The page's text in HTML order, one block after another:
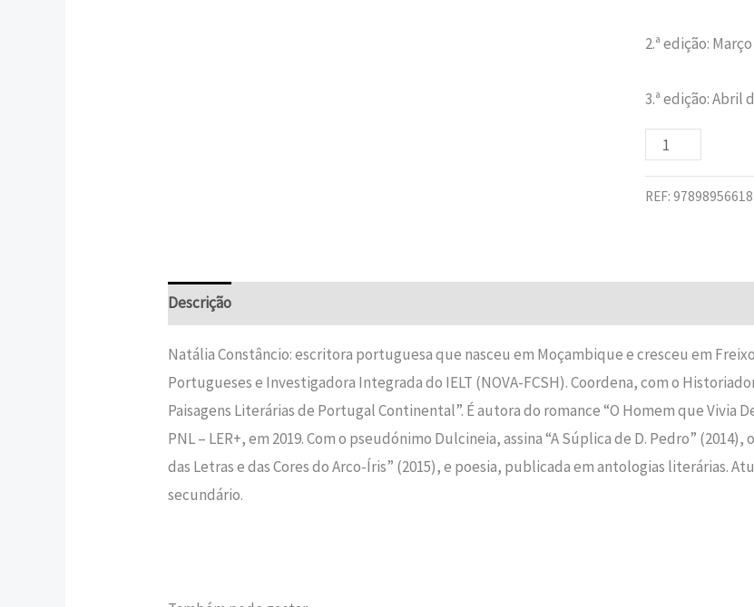
2.ª edição:
3.ª edição: Abril
REF:
Descrição
Natália Constâncio: escritora portuguesa que nasceu em Moçambique e cresceu em
Portugueses e Investigadora Integrada do IELT (NOVA-FCSH). Coordena, com o
Paisagens Literárias de Portugal Continental”. É autora do romance “O Homem que Vivia
PNL – LER+, em 2019. Com o pseudónimo Dulcineia, assina “A Súplica de D. Pedro”
das Letras e das Cores do Arco-Íris” (2015), e poesia, publicada em antologias literárias.
secundário.